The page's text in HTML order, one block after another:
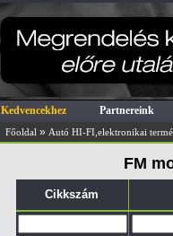
Kedvencekhez Partnereink
Főoldal » Autó HI-FI,elektronikai
FM
Cikkszám